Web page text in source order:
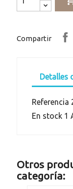
Compartir
Detalles
Referencia
En stock 1
Otros
categoría: